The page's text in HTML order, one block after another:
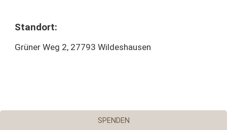
Standort:
Grüner Weg 2, 27793 Wildeshausen
SPENDEN